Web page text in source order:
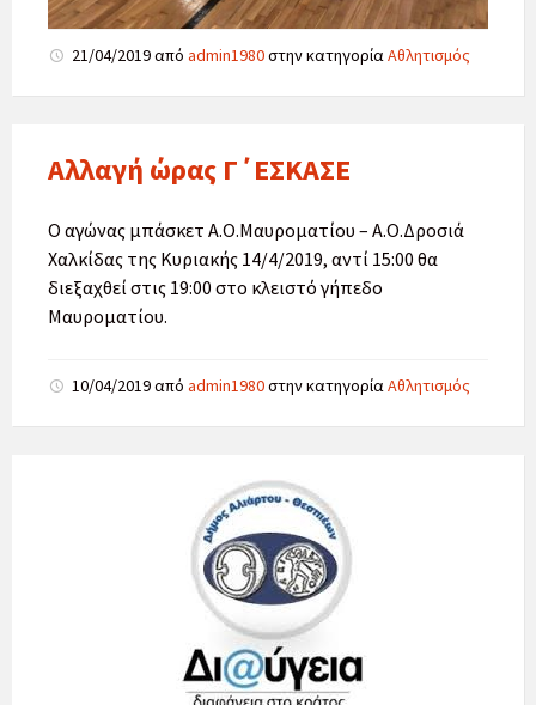
21/04/2019από admin1980στην κατηγορίαΑθλητισμός
Αλλαγή ώρας Γ΄ΕΣΚΑΣΕ
Ο αγώνας μπάσκετ Α.Ο.Μαυροματίου – Α.Ο.Δροσιά
Χαλκίδας της Κυριακής 14/4/2019, αντί 15:00 θα
διεξαχθεί στις 19:00 στο κλειστό γήπεδο
Μαυροματίου.
10/04/2019από admin1980στην κατηγορίαΑθλητισμός